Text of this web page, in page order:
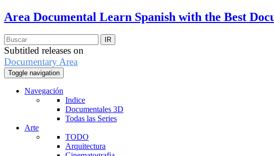
Area Documental Learn Spanish with the Best
Subtitled releases on
Documentary Area
Toggle navigation
Navegación
Indice
Documentales 3D
Todas las Series
Arte
TODO
Arquitectura